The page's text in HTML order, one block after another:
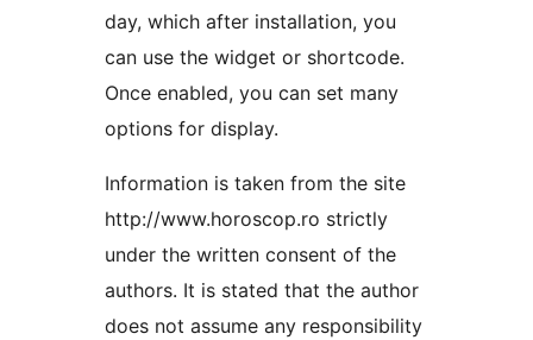
day, which after installation, you
can use the widget or shortcode.
Once enabled, you can set many
options for display.
Information is taken from the site
http://www.horoscop.ro strictly
under the written consent of the
authors. It is stated that the author
does not assume any responsibility